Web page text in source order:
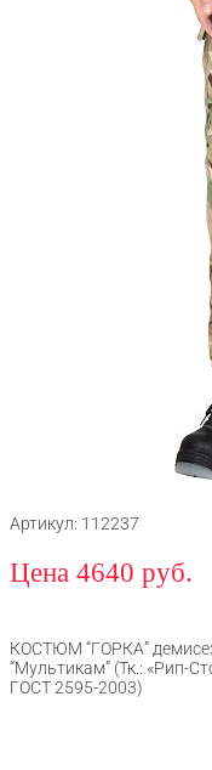
Артикул: 112237
Цена 4640 руб.
КОСТЮМ “ГОРКА”
“Мультикам” (Тк.: «Рип-
ГОСТ 2595-2003)